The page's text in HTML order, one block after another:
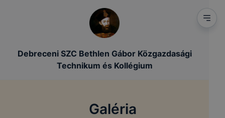
Debreceni SZC Bethlen Gábor Közgazdasági
Technikum és Kollégium
Galéria